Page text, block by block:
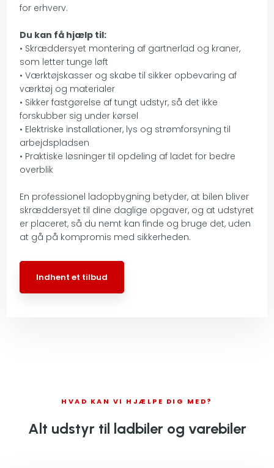
for erhverv.
Du kan få hjælp til:
• Skræddersyet montering af gartnerlad og kraner,
som letter tunge løft
• Værktøjskasser og skabe til sikker opbevaring af
værktøj og materialer
• Sikker fastgørelse af tungt udstyr, så det ikke
forskubber sig under kørsel
• Elektriske installationer, lys og strømforsyning til
arbejdspladsen
• Praktiske løsninger til opdeling af ladet for bedre
overblik
En professionel ladopbygning betyder, at bilen bliver
skræddersyet til dine daglige opgaver, og at udstyret
er placeret, så du nemt kan finde og bruge det, uden
at gå på kompromis med sikkerheden.
Indhent et tilbud
HVAD KAN VI HJÆLPE DIG MED?
Alt udstyr til ladbiler og varebiler